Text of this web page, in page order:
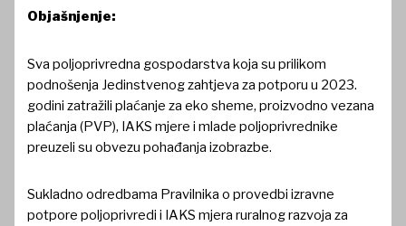
Objašnjenje:
Sva poljoprivredna gospodarstva koja su prilikom
podnošenja Jedinstvenog zahtjeva za potporu u 2023.
godini zatražili plaćanje za eko sheme, proizvodno vezana
plaćanja (PVP), IAKS mjere i mlade poljoprivrednike
preuzeli su obvezu pohađanja izobrazbe.
Sukladno odredbama Pravilnika o provedbi izravne
potpore poljoprivredi i IAKS mjera ruralnog razvoja za